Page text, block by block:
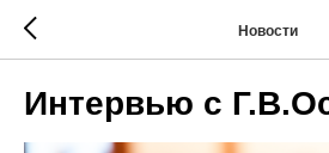
Новости
Интервью с